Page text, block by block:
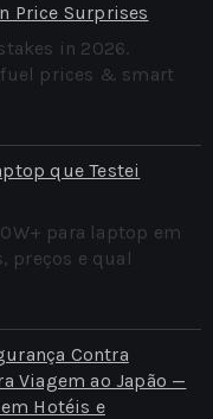
Price Surprises
in 2026.
fuel prices & smart
que Testei
para laptop em
preços e qual
Contra
Viagem ao Japão —
Hotéis e